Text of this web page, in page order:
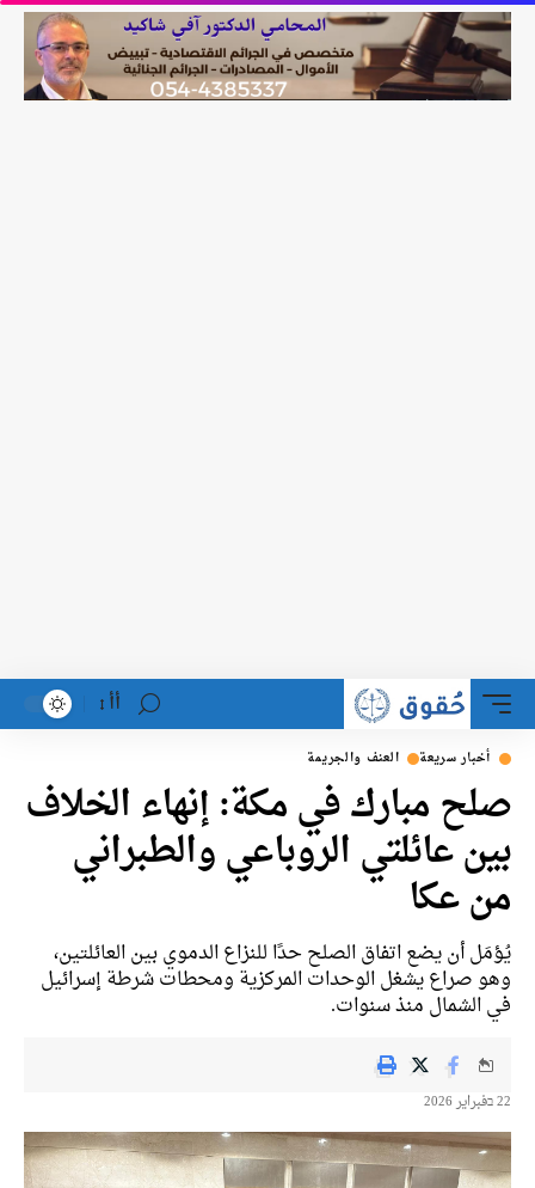
أأ
أخبار سريعة العنف والجريمة
صلح مبارك في مكة: إنهاء الخلاف
بين عائلتي الروباعي والطبراني
من عكا
يُؤمَل أن يضع اتفاق الصلح حدًا للنزاع الدموي بين العائلتين،
وهو صراع يشغل الوحدات المركزية ومحطات شرطة إسرائيل
في الشمال منذ سنوات.
22 בفبراير 2026